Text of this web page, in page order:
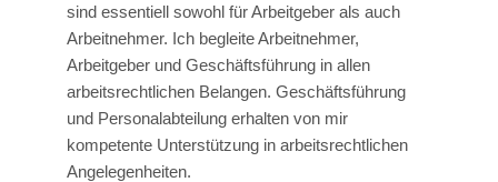
sind essentiell sowohl für Arbeitgeber als auch
Arbeitnehmer. Ich begleite Arbeitnehmer,
Arbeitgeber und Geschäftsführung in allen
arbeitsrechtlichen Belangen. Geschäftsführung
und Personalabteilung erhalten von mir
kompetente Unterstützung in arbeitsrechtlichen
Angelegenheiten.